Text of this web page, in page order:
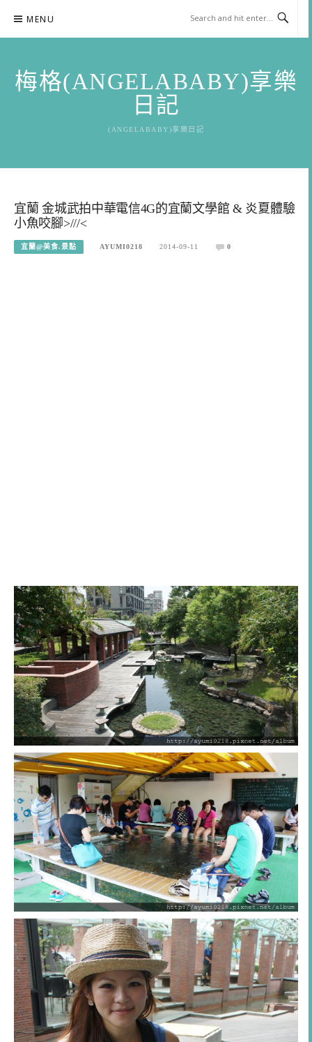
content
MENU
梅格(ANGELABABY)享樂
日記
(ANGELABABY)享樂日記
宜蘭 金城武拍中華電信4G的宜蘭文學館 & 炎夏體驗
小魚咬腳>///<
宜蘭@美食.景點 AYUMI0218 2014-09-11 0